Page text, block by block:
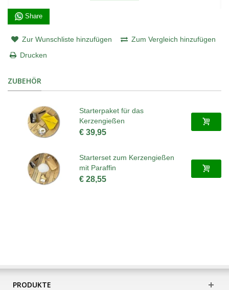
Share
Zur Wunschliste hinzufügen
Zum Vergleich hinzufügen
Drucken
ZUBEHÖR
Starterpaket für das
Kerzengießen
€ 39,95
Starterset zum Kerzengießen
mit Paraffin
€ 28,55
PRODUKTE